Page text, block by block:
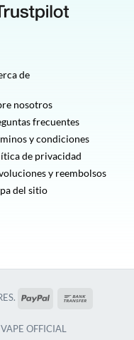
de
nosotros
frecuentes
y condiciones
de privacidad
y reembolsos
del sitio
PayPal
OFFICIAL